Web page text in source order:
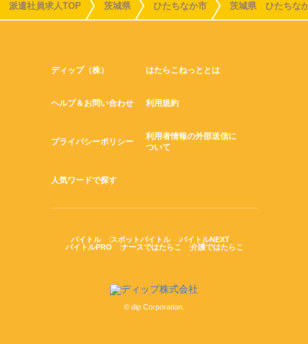
派遣社員求人TOP 茨城県 ひたちなか市 茨城県 ひたちな
ディップ（株） はたらこねっととは
ヘルプ＆お問い合わせ 利用規約
プライバシーポリシー
利用者情報の外部送信に
ついて
人気ワードで探す
バイトル スポットバイトル
バイトルNEXT
バイトルPRO
ナースではたらこ 介護ではたらこ
© dip Corporation.